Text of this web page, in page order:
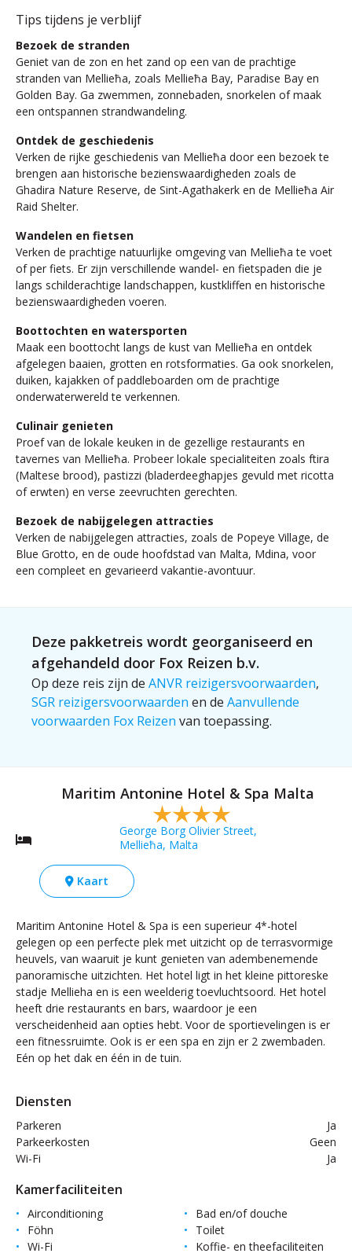
Tips tijdens je verblijf
Bezoek de stranden
Geniet van de zon en het zand op een van de prachtige
stranden van Mellieħa, zoals Mellieħa Bay, Paradise Bay en
Golden Bay. Ga zwemmen, zonnebaden, snorkelen of maak
een ontspannen strandwandeling.
Ontdek de geschiedenis
Verken de rijke geschiedenis van Mellieħa door een bezoek te
brengen aan historische bezienswaardigheden zoals de
Ghadira Nature Reserve, de Sint-Agathakerk en de Mellieħa Air
Raid Shelter.
Wandelen en fietsen
Verken de prachtige natuurlijke omgeving van Mellieħa te voet
of per fiets. Er zijn verschillende wandel- en fietspaden die je
langs schilderachtige landschappen, kustkliffen en historische
bezienswaardigheden voeren.
Boottochten en watersporten
Maak een boottocht langs de kust van Mellieħa en ontdek
afgelegen baaien, grotten en rotsformaties. Ga ook snorkelen,
duiken, kajakken of paddleboarden om de prachtige
onderwaterwereld te verkennen.
Culinair genieten
Proef van de lokale keuken in de gezellige restaurants en
tavernes van Mellieħa. Probeer lokale specialiteiten zoals ftira
(Maltese brood), pastizzi (bladerdeeghapjes gevuld met ricotta
of erwten) en verse zeevruchten gerechten.
Bezoek de nabijgelegen attracties
Verken de nabijgelegen attracties, zoals de Popeye Village, de
Blue Grotto, en de oude hoofdstad van Malta, Mdina, voor
een compleet en gevarieerd vakantie-avontuur.
Deze pakketreis wordt georganiseerd en
afgehandeld door Fox Reizen b.v.
Op deze reis zijn de ANVR reizigersvoorwaarden,
SGR reizigersvoorwaarden en de Aanvullende
voorwaarden Fox Reizen van toepassing.
Maritim Antonine Hotel & Spa Malta
George Borg Olivier Street,
Mellieħa, Malta
Kaart
Maritim Antonine Hotel & Spa is een superieur 4*-hotel
gelegen op een perfecte plek met uitzicht op de terrasvormige
heuvels, van waaruit je kunt genieten van adembenemende
panoramische uitzichten. Het hotel ligt in het kleine pittoreske
stadje Mellieha en is een weelderig toevluchtsoord. Het hotel
heeft drie restaurants en bars, waardoor je een
verscheidenheid aan opties hebt. Voor de sportievelingen is er
een fitnessruimte. Ook is er een spa en zijn er 2 zwembaden.
Eén op het dak en één in de tuin.
Diensten
Parkeren
Ja
Parkeerkosten
Geen
Wi-Fi
Ja
Kamerfaciliteiten
Airconditioning
Bad en/of douche
Föhn
Toilet
Wi-Fi
Koffie- en theefaciliteiten